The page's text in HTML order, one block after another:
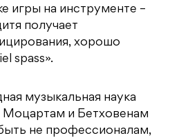
игры на инструменте –
получает
хорошо
spass».
музыкальная наука
и Бетховенам
не профессионалам,